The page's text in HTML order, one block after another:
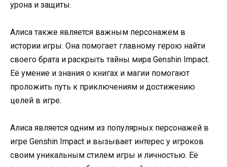
урона и защиты.
Алиса также является важным персонажем в
истории игры. Она помогает главному герою найти
своего брата и раскрыть тайны мира Genshin Impact.
Её умение и знания о книгах и магии помогают
проложить путь к приключениям и достижению
целей в игре.
Алиса является одним из популярных персонажей в
игре Genshin Impact и вызывает интерес у игроков
своим уникальным стилем игры и личностью. Её